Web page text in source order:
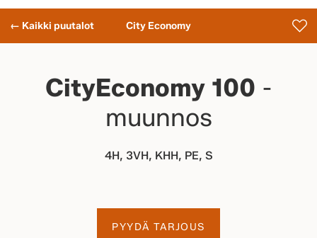
← Kaikki puutalot City Economy
CityEconomy 100 -
muunnos
4H, 3VH, KHH, PE, S
PYYDÄ TARJOUS